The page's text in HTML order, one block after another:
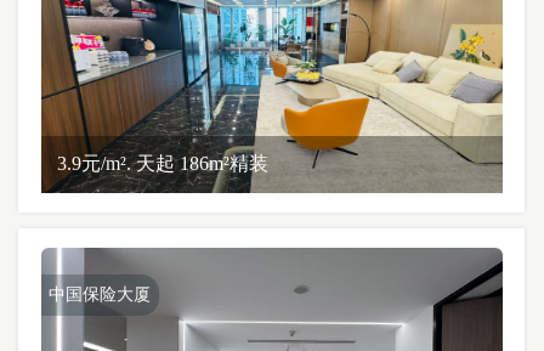
3.9元/m². 天起 186m²精装
中国保险大厦